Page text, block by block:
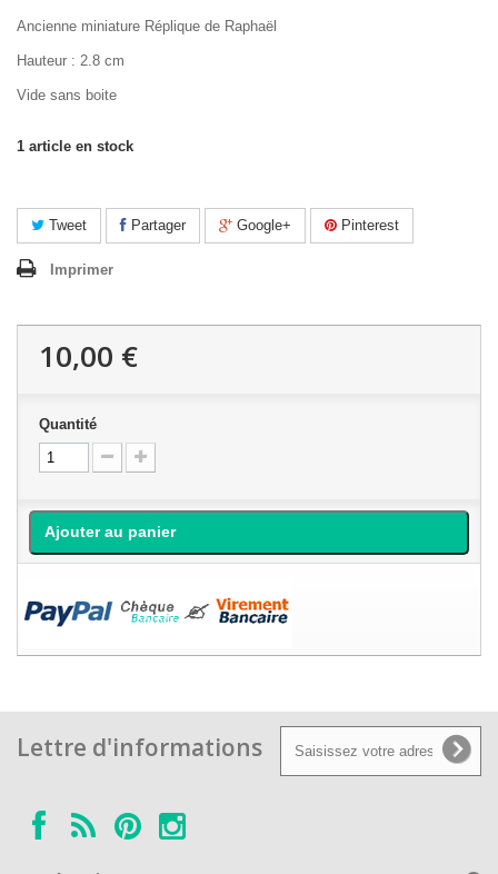
Ancienne miniature Réplique de Raphaël
Hauteur : 2.8 cm
Vide sans boite
1 article en stock
Tweet Partager Google+ Pinterest
Imprimer
10,00 €
Quantité
Ajouter au panier
Lettre d'informations